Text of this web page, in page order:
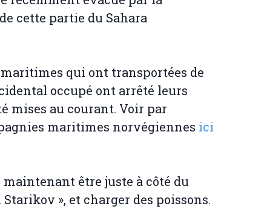
cette partie du Sahara
qui ont transportées de
occupé ont arrêté leurs
mises au courant. Voir par
maritimes norvégiennes ici
maintenant être juste à côté du
», et charger des poissons.